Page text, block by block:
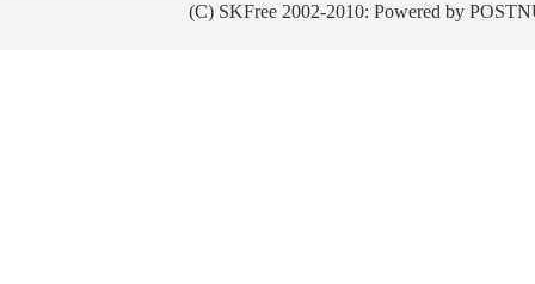
(C) SKFree 2002-2010: Powered by